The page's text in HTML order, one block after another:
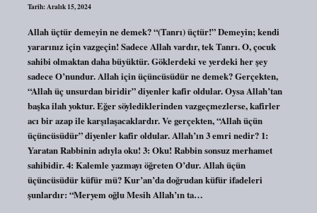
Tarih: Aralık 15, 2024
Allah üçtür demeyin ne demek? “(Tanrı) üçtür!” Demeyin; kendi
yararınız için vazgeçin! Sadece Allah vardır, tek Tanrı. O, çocuk
sahibi olmaktan daha büyüktür. Göklerdeki ve yerdeki her şey
sadece O’nundur. Allah için üçüncüsüdür ne demek? Gerçekten,
“Allah üç unsurdan biridir” diyenler kafir oldular. Oysa Allah’tan
başka ilah yoktur. Eğer söylediklerinden vazgeçmezlerse, kafirler
acı bir azap ile karşılaşacaklardır. Ve gerçekten, “Allah üçün
üçüncüsüdür” diyenler kafir oldular. Allah’ın 3 emri nedir? 1:
Yaratan Rabbinin adıyla oku! 3: Oku! Rabbin sonsuz merhamet
sahibidir. 4: Kalemle yazmayı öğreten O’dur. Allah üçün
üçüncüsüdür küfür mü? Kur’an’da doğrudan küfür ifadeleri
şunlardır: “Meryem oğlu Mesih Allah’ın ta…